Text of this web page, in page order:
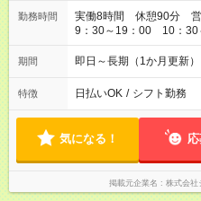
勤務時間
実働8時間 休憩90分 営
9：30～19：00 10：
期間 即日～長期（1か月更新）
特徴 日払いOK / シフト勤務
気になる！
掲載元企業名 株式会社